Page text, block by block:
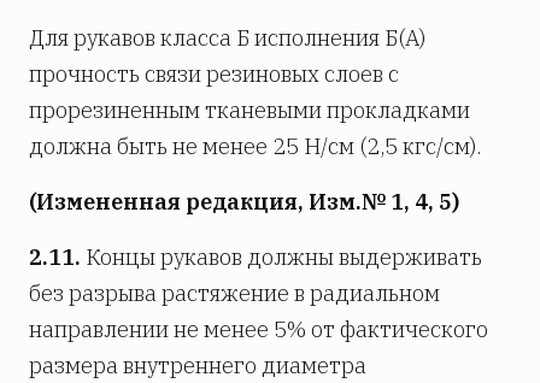
Для рукавов класса Б исполнения Б(А)
прочность связи резиновых слоев с
прорезиненным тканевыми прокладками
должна быть не менее 25 Н/см (2,5 кгс/см).
(Измененная редакция, Изм.№ 1, 4, 5)
2.11. Концы рукавов должны выдерживать
без разрыва растяжение в радиальном
направлении не менее 5% от фактического
размера внутреннего диаметра